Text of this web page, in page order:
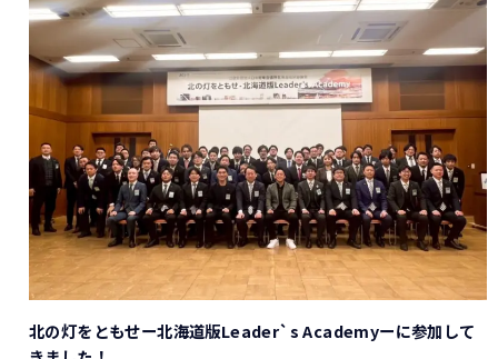
北の灯をともせー北海道版Leader`s Academyーに参加して